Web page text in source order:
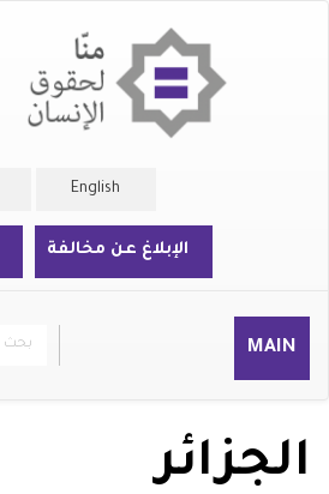
English
الإبلاغ عن مخالفة
MAIN
الجزائر